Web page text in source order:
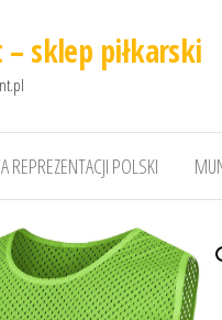
– sklep piłkarski
REPREZENTACJI POLSKI